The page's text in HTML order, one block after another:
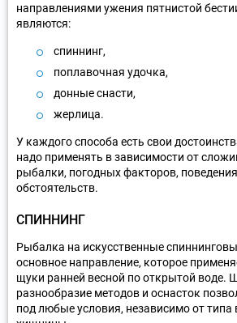
направлениями ужения пятнистой
являются:
спиннинг,
поплавочная удочка,
донные снасти,
жерлица.
У каждого способа есть свои
надо применять в зависимости от
рыбалки, погодных факторов,
обстоятельств.
СПИННИНГ
Рыбалка на искусственные
основное направление, которое
щуки ранней весной по открытой воде.
разнообразие методов и оснасток
под любые условия, независимо от типа